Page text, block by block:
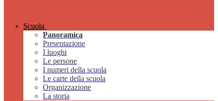
Scuola
Panoramica
Presentazione
I luoghi
Le persone
I numeri della scuola
Le carte della scuola
Organizzazione
La storia